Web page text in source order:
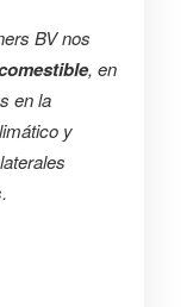
BV nos
, en
en la
y